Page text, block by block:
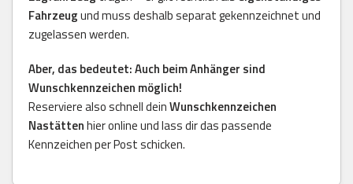
Fahrzeugund muss deshalb separat gekennzeichnet und
zugelassen werden.
Aber, das bedeutet: Auch beim Anhänger sind
Wunschkennzeichen möglich!
Reserviere also schnell deinWunschkennzeichen
Nastättenhier online und lass dir das passende
Kennzeichen per Post schicken.